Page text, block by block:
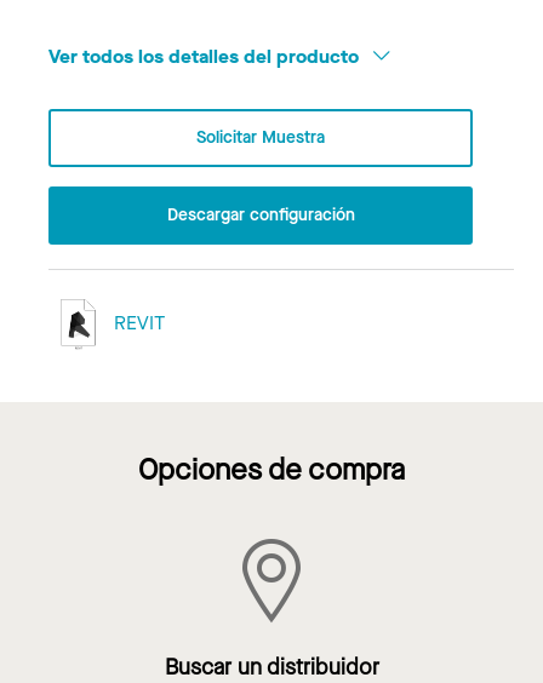
Ver todos los detalles del producto
Solicitar Muestra
Descargar configuración
REVIT
Opciones de compra
Buscar un distribuidor